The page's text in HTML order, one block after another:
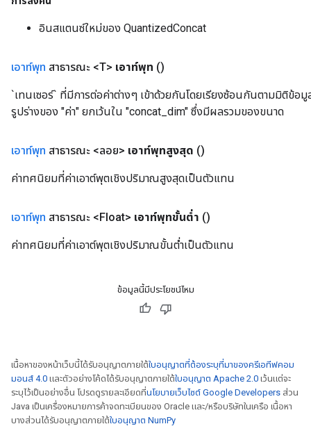
อินสแตนซ์ใหม่ของ QuantizedConcat
เอาท์พุท สาธารณะ <T> เอาท์พุท ()
`เทนเซอร์` ที่มีการต่อค่าต่างๆ เข้าด้วยกันโดยเรียงซ้อนกันตามมิติข้
รูปร่างของ "ค่า" ยกเว้นใน "concat_dim" ซึ่งมีผลรวมของขนาด
เอาท์พุท สาธารณะ <ลอย> เอาท์พุทสูงสุด ()
ค่าทศนิยมที่ค่าเอาต์พุตเชิงปริมาณสูงสุดเป็นตัวแทน
เอาท์พุท สาธารณะ <Float> เอาท์พุทขั้นต่ำ ()
ค่าทศนิยมที่ค่าเอาต์พุตเชิงปริมาณขั้นต่ำเป็นตัวแทน
ข้อมูลนี้มีประโยชน์ไหม
เนื้อหาของหน้าเว็บนี้ได้รับอนุญาตภายใต้ใบอนุญาตที่ต้องระบุที่มาของครีเอทีฟคอม
มอนส์ 4.0 และตัวอย่างโค้ดได้รับอนุญาตภายใต้ใบอนุญาต Apache 2.0 เว้นแต่จะ
ระบุไว้เป็นอย่างอื่น โปรดดูรายละเอียดที่นโยบายเว็บไซต์ Google Developers ส่วน
Java เป็นเครื่องหมายการค้าจดทะเบียนของ Oracle และ/หรือบริษัทในเครือ เนื้อหา
บางส่วนได้รับอนุญาตภายใต้ใบอนุญาต NumPy